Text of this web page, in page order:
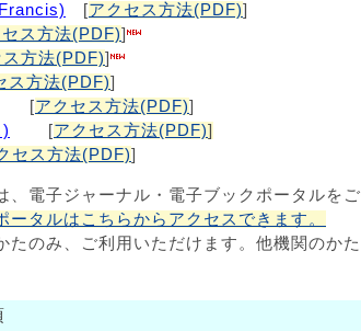
[アクセス方法(PDF)]
ス方法(PDF)]
ス方法(PDF)]
ス方法(PDF)]
[アクセス方法(PDF)]
[アクセス方法(PDF)]
セス方法(PDF)]
電子ジャーナル・電子ブックポータルをご
タルはこちらからアクセスできます。
のみ、ご利用いただけます。他機関のかた